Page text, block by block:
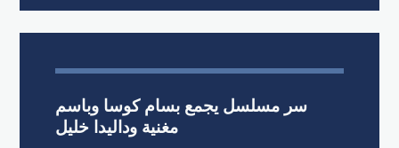
سر مسلسل يجمع بسام كوسا وباسم
مغنية وداليدا خليل